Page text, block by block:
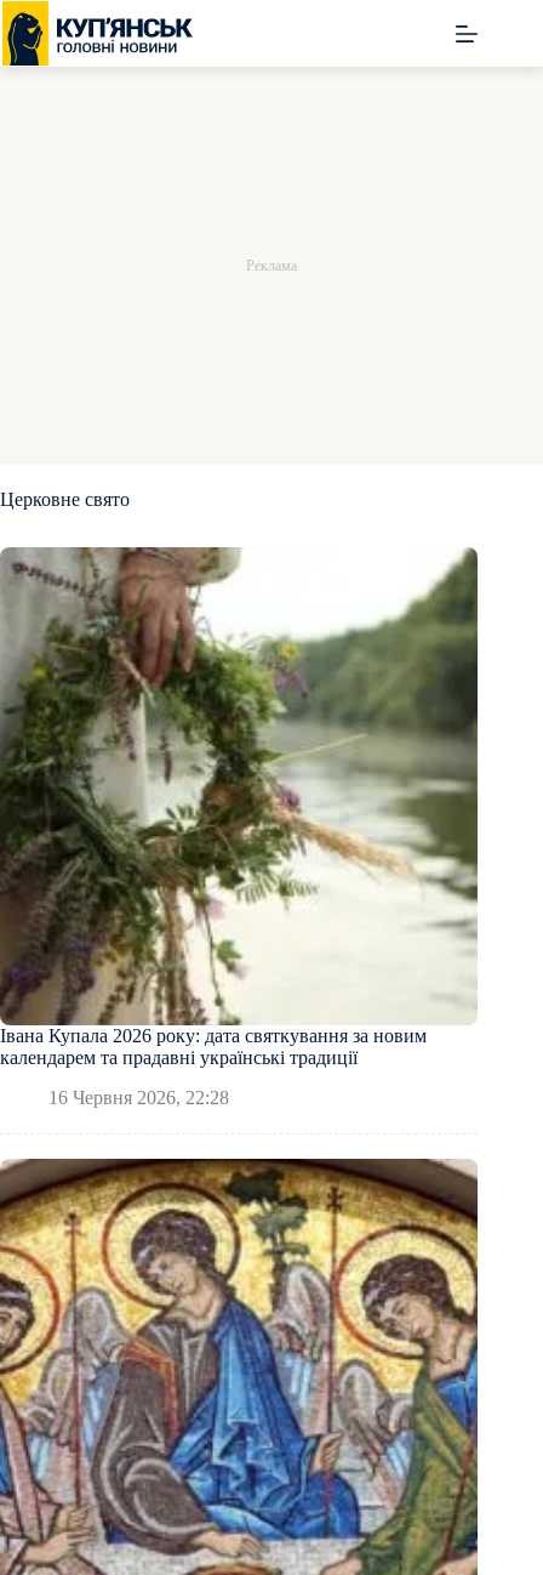
Перейти
до
вмісту
Церковне свято
Івана Купала 2026 року: дата святкування за новим
календарем та прадавні українські традиції
16 Червня 2026, 22:28